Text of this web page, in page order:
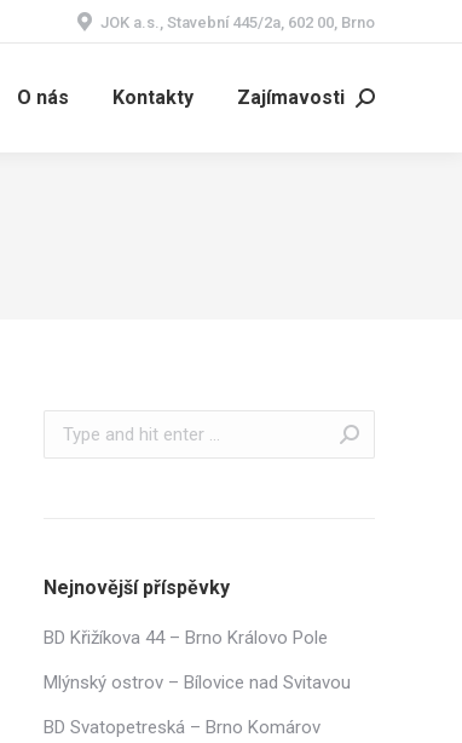
JOK a.s., Stavební 445/2a, 602 00, Brno
O nás Kontakty Zajímavosti Search:
Search:
Nejnovější příspěvky
BD Křižíkova 44 – Brno Královo Pole
Mlýnský ostrov – Bílovice nad Svitavou
BD Svatopetreská – Brno Komárov